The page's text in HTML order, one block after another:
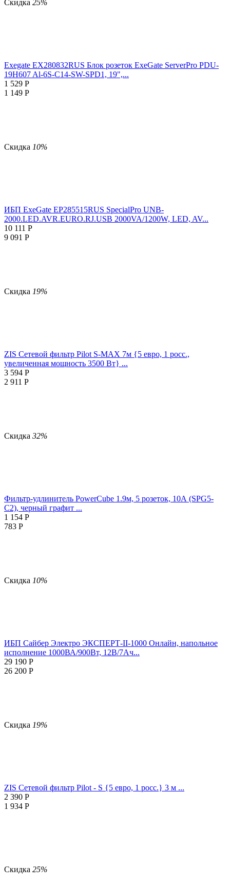
Скидка 25%
Exegate EX280832RUS Блок розеток ExeGate ServerPro PDU-
19H607 Al-6S-C14-SW-SPD1, 19",...
1 529 Р
1 149 Р
Скидка 10%
ИБП ExeGate EP285515RUS SpecialPro UNB-
2000.LED.AVR.EURO.RJ.USB 2000VA/1200W, LED, AV...
10 111 Р
9 091 Р
Скидка 19%
ZIS Сетевой фильтр Pilot S-MAX 7м {5 евро, 1 росс.,
увеличенная мощность 3500 Вт} ...
3 594 Р
2 911 Р
Скидка 32%
Фильтр-удлинитель PowerCube 1.9м, 5 розеток, 10А (SPG5-
С2), черный графит ...
1 154 Р
783 Р
Скидка 10%
ИБП Сайбер Электро ЭКСПЕРТ-II-1000 Онлайн, напольное
исполнение 1000ВА/900Вт, 12В/7Ач...
29 190 Р
26 200 Р
Скидка 19%
ZIS Сетевой фильтр Pilot - S {5 евро, 1 росс.} 3 м ...
2 390 Р
1 934 Р
Скидка 25%